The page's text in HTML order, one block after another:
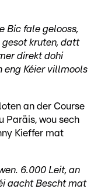
Bic fale gelooss,
kruten, datt
direkt dohi
eng Kéier villmools
an der Course
Paräis, wou sech
Kieffer mat
6.000 Leit, an
aacht Bescht mat